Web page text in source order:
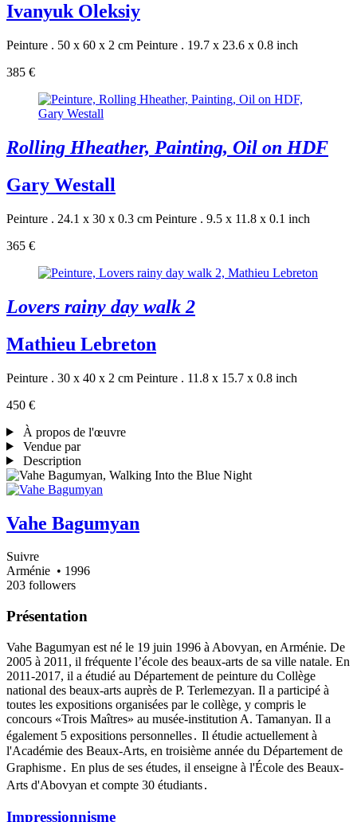
Ivanyuk Oleksiy
Peinture . 50 x 60 x 2 cm Peinture . 19.7 x 23.6 x 0.8 inch
385 €
Rolling Hheather, Painting, Oil on HDF
Gary Westall
Peinture . 24.1 x 30 x 0.3 cm Peinture . 9.5 x 11.8 x 0.1 inch
365 €
Lovers rainy day walk 2
Mathieu Lebreton
Peinture . 30 x 40 x 2 cm Peinture . 11.8 x 15.7 x 0.8 inch
450 €
À propos de l'œuvre
Vendue par
Description
Vahe Bagumyan
Suivre
Arménie • 1996
203 followers
Présentation
Vahe Bagumyan est né le 19 juin 1996 à Abovyan, en Arménie. De
2005 à 2011, il fréquente l’école des beaux-arts de sa ville natale. En
2011-2017, il a étudié au Département de peinture du Collège
national des beaux-arts auprès de P. Terlemezyan. Il a participé à
toutes les expositions organisées par le collège, y compris le
concours «Trois Maîtres» au musée-institution A. Tamanyan. Il a
également 5 expositions personnelles․ Il étudie actuellement à
l'Académie des Beaux-Arts, en troisième année du Département de
Graphisme․ En plus de ses études, il enseigne à l'École des Beaux-
Arts d'Abovyan et compte 30 étudiants․
Impressionnisme